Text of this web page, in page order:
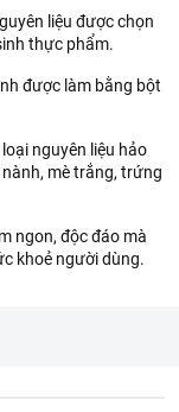
liệu được chọn
thực phẩm.
được làm bằng bột
nguyên liệu hảo
mè trắng, trứng
ngon, độc đáo mà
khoẻ người dùng.